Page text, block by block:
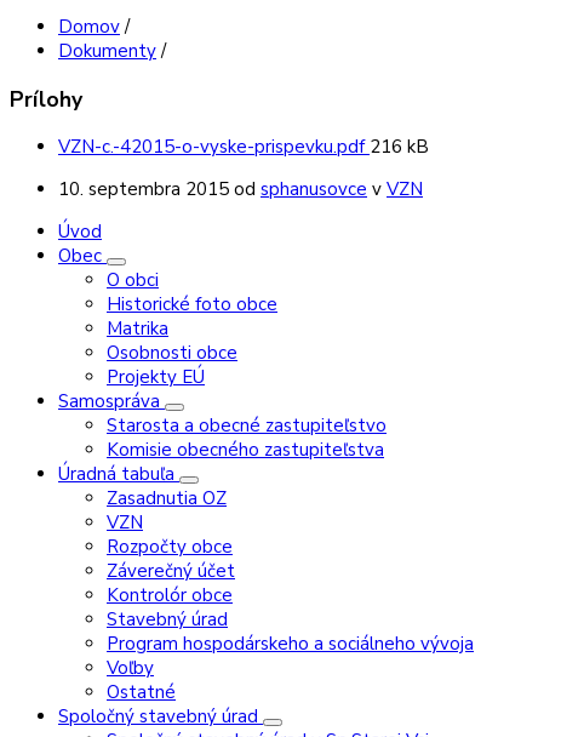
Domov /
Dokumenty /
Prílohy
VZN-c.-42015-o-vyske-prispevku.pdf Veľkosť
216 kB
10. septembra 2015 od sphanusovce v VZN
Úvod
Obec
O obci
Historické foto obce
Matrika
Osobnosti obce
Projekty EÚ
Samospráva
Starosta a obecné zastupiteľstvo
Komisie obecného zastupiteľstva
Úradná tabuľa
Zasadnutia OZ
VZN
Rozpočty obce
Záverečný účet
Kontrolór obce
Stavebný úrad
Program hospodárskeho a sociálneho vývoja
Voľby
Ostatné
Spoločný stavebný úrad